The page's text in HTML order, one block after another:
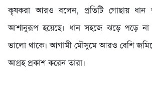
কৃষকরা আরও বলেন, প্রতিটি গোছায়
আশানুরূপ হয়েছে। ধান সহজে ঝড়ে পড়ে না
ভালো থাকে। আগামী মৌসুমে আরও বেশি
আগ্রহ প্রকাশ করেন তারা।